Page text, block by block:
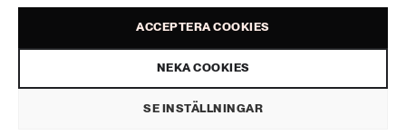
ACCEPTERA COOKIES
NEKA COOKIES
SE INSTÄLLNINGAR
försvar